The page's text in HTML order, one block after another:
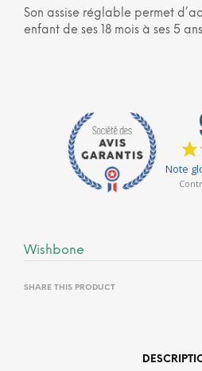
Son assise réglable permet
enfant de ses 18 mois à ses 5
Wishbone
SHARE THIS PRODUCT